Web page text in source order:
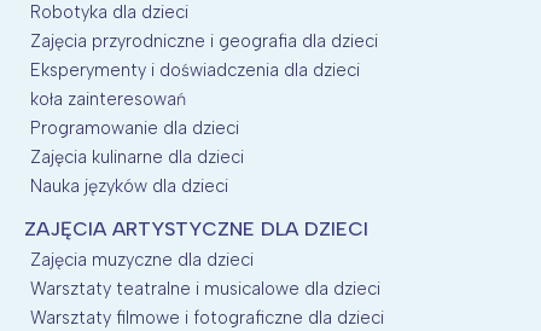
Robotyka dla dzieci
Zajęcia przyrodniczne i geografia dla dzieci
Eksperymenty i doświadczenia dla dzieci
koła zainteresowań
Programowanie dla dzieci
Zajęcia kulinarne dla dzieci
Nauka języków dla dzieci
ZAJĘCIA ARTYSTYCZNE DLA DZIECI
Zajęcia muzyczne dla dzieci
Warsztaty teatralne i musicalowe dla dzieci
Warsztaty filmowe i fotograficzne dla dzieci